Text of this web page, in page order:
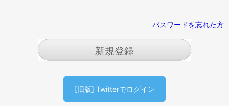
パスワードを忘れた方
新規登録
[旧版] Twitterでログイン